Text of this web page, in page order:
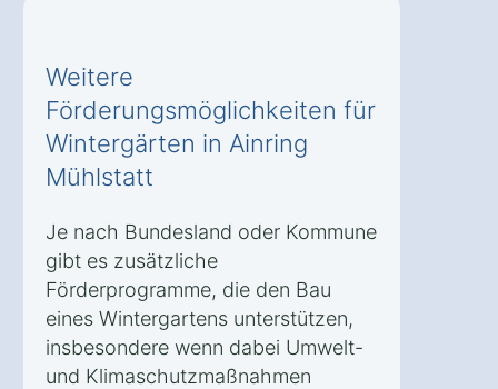
Weitere
Förderungsmöglichkeiten für
Wintergärten in Ainring
Mühlstatt
Je nach Bundesland oder Kommune
gibt es zusätzliche
Förderprogramme, die den Bau
eines Wintergartens unterstützen,
insbesondere wenn dabei Umwelt-
und Klimaschutzmaßnahmen